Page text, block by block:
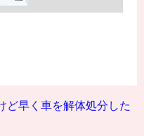
ど早く車を解体処分した